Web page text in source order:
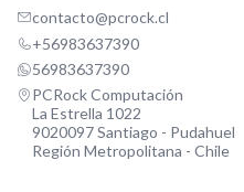
contacto@pcrock.cl
+56983637390
56983637390
PCRock Computación
La Estrella 1022
9020097 Santiago - Pudahuel
Región Metropolitana - Chile